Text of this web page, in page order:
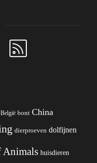
België bont China
dierproeven dolfijnen
Animals huisdieren